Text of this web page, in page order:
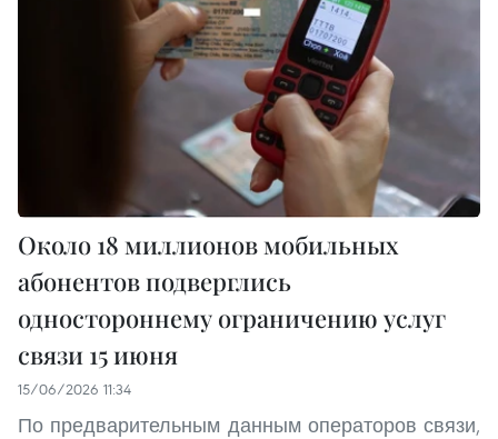
Около 18 миллионов мобильных
абонентов подверглись
одностороннему ограничению услуг
связи 15 июня
15/06/2026 11:34
По предварительным данным операторов связи,